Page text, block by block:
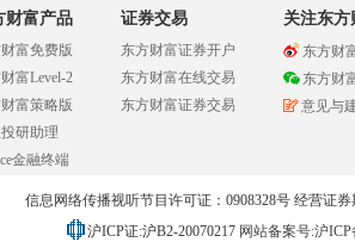
财富产品
富免费版
富Level-2
富策略版
研助理
金融终端
证券交易
东方财富证券开户
东方财富在线交易
东方财富证券交易
关注东方
东方财
东方财
意见与
信息网络传播视听节目许可证：0908328号 经营证
沪ICP证:沪B2-20070217 网站备案号:沪